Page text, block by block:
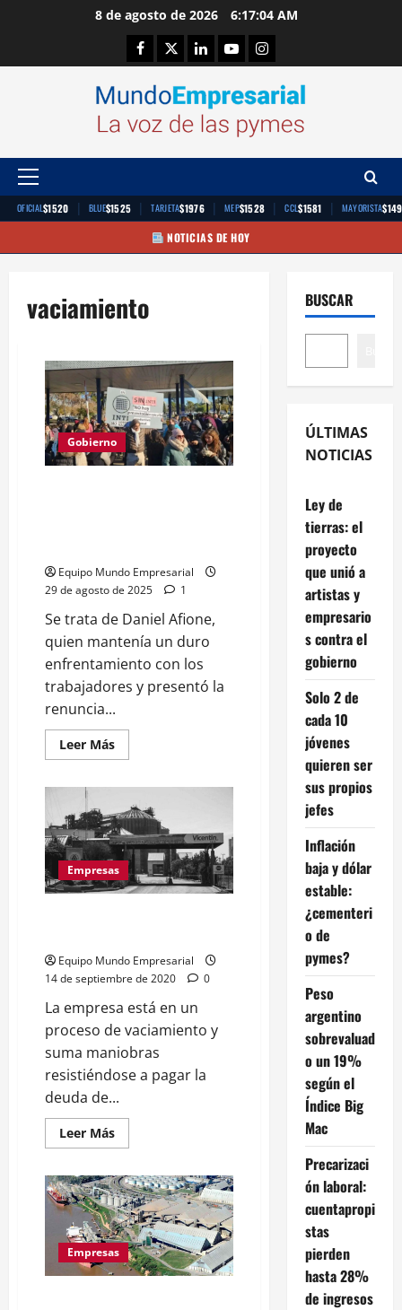
8 de agosto de 2026 6:17:04 AM
Facebook
TwitterLinkedinYoutubeInstagram
Menú
principal
OFICIAL$1520 | BLUE$1525 | TARJETA$1976 | MEP$1528 | CCL$1581 | MAYORISTA
NOTICIAS DE HOY
vaciamiento
Gobierno
Equipo Mundo Empresarial
29 de agosto de 2025
1
Se trata de Daniel Afione,
quien mantenía un duro
enfrentamiento con los
trabajadores y presentó la
renuncia...
Leer MásLeer
más
Afione
renunció
a
la
presidencia
del
INTI
tras
conflictos
de
interés
Empresas
Equipo Mundo Empresarial
14 de septiembre de 2020
0
La empresa está en un
proceso de vaciamiento y
suma maniobras
resistiéndose a pagar la
deuda de...
Leer MásLeer
más
Vicentin:
Informe
de
un
estafa
nacional
Empresas
BUSCAR
ÚLTIMAS
NOTICIAS
Ley de
tierras: el
proyecto
que unió a
artistas y
empresario
s contra el
gobierno
Solo 2 de
cada 10
jóvenes
quieren ser
sus propios
jefes
Inflación
baja y dólar
estable:
¿cementeri
o de
pymes?
Peso
argentino
sobrevaluad
o un 19%
según el
Índice Big
Mac
Precarizaci
ón laboral:
cuentapropi
stas
pierden
hasta 28%
de ingresos